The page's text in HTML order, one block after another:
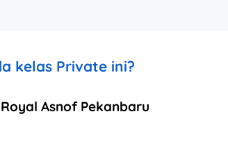
kelas Private ini?
Asnof Pekanbaru